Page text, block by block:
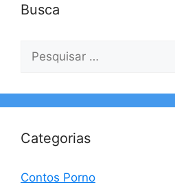
Busca
por:
Categorias
Contos Porno